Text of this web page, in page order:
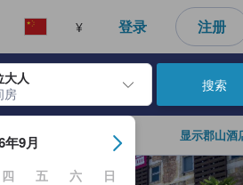
¥ 登录 注册
大人
房
Enter 键选择日期后，入住日期将被选
年9月
四 五 六
日
搜索
显示郡山酒